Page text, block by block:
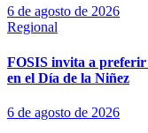
6 de agosto de 2026
Regional
FOSIS invita a preferir
en el Día de la Niñez
6 de agosto de 2026